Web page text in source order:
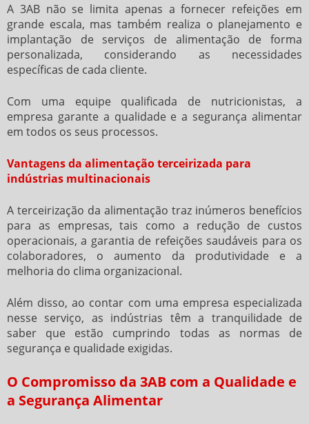
A 3AB não se limita apenas a fornecer refeições em
grande escala, mas também realiza o planejamento e
implantação de serviços de alimentação de forma
personalizada, considerando as necessidades
específicas de cada cliente.
Com uma equipe qualificada de nutricionistas, a
empresa garante a qualidade e a segurança alimentar
em todos os seus processos.
Vantagens da alimentação terceirizada para
indústrias multinacionais
A terceirização da alimentação traz inúmeros benefícios
para as empresas, tais como a redução de custos
operacionais, a garantia de refeições saudáveis para os
colaboradores, o aumento da produtividade e a
melhoria do clima organizacional.
Além disso, ao contar com uma empresa especializada
nesse serviço, as indústrias têm a tranquilidade de
saber que estão cumprindo todas as normas de
segurança e qualidade exigidas.
O Compromisso da 3AB com a Qualidade e
a Segurança Alimentar